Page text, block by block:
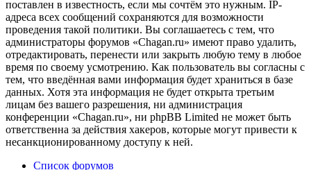
поставлен в известность, если мы сочтём это нужным. IP-
адреса всех сообщений сохраняются для возможности
проведения такой политики. Вы соглашаетесь с тем, что
администраторы форумов «Chagan.ru» имеют право удалить,
отредактировать, перенести или закрыть любую тему в любое
время по своему усмотрению. Как пользователь вы согласны с
тем, что введённая вами информация будет храниться в базе
данных. Хотя эта информация не будет открыта третьим
лицам без вашего разрешения, ни администрация
конференции «Chagan.ru», ни phpBB Limited не может быть
ответственна за действия хакеров, которые могут привести к
несанкционированному доступу к ней.
Список форумов